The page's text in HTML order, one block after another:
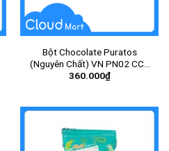
Bột Chocolate Puratos
(Nguyên Chất) VN PN02 CCT
1kg ( 10gói / thùng )
360.000₫